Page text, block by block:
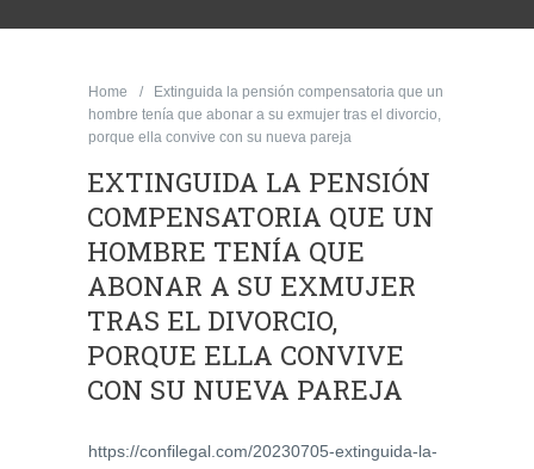
Home
Extinguida la pensión compensatoria que un
hombre tenía que abonar a su exmujer tras el divorcio,
porque ella convive con su nueva pareja
EXTINGUIDA LA PENSIÓN
COMPENSATORIA QUE UN
HOMBRE TENÍA QUE
ABONAR A SU EXMUJER
TRAS EL DIVORCIO,
PORQUE ELLA CONVIVE
CON SU NUEVA PAREJA
https://confilegal.com/20230705-extinguida-la-